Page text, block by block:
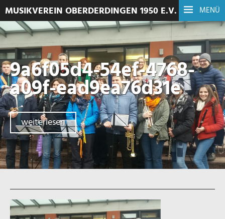
MENÜ
MUSIKVEREIN OBERDERDINGEN 1950 E.V.
9a6f05d4-54ef-4768-
a09f-ead9ea76d31e
weiterlesen